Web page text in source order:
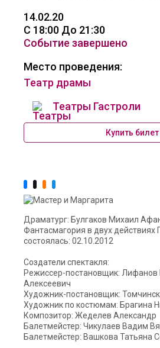
14.02.20
C 18:00 До 21:30
Событие завершено
Место проведения:
Театр драмы
Театры Гастроли
Купить билет
Драматург: Булгаков Михаил
Фантасмагория в двух действиях
состоялась: 02.10.2012
Создатели спектакля:
Режиссер-постановщик: Лифанов
Алексеевич
Художник-постановщик:
Художник по костюмам: Брагина
Композитор: Жеделев Александр
Балетмейстер: Чикулаев Вадим
Балетмейстер: Вашкова Татьяна